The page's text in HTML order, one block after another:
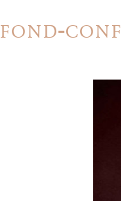
fond-